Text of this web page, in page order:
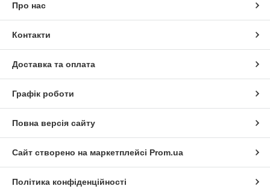
Про нас
Контакти
Доставка та оплата
Графік роботи
Повна версія сайту
Сайт створено на маркетплейсі Prom.ua
Політика конфіденційності